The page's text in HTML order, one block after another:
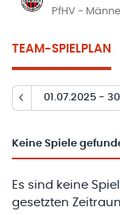
PfHV -
TEAM-SPIELPLAN
01.07.2025 -
Keine Spiele
Es sind keine
gesetzten